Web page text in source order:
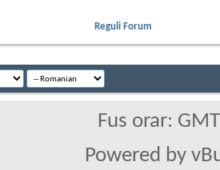
Reguli Forum
Fus orar:
Powered by